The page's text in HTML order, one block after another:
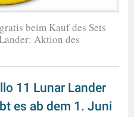
beim Kauf des Sets
Aktion des
11 Lunar Lander
es ab dem 1. Juni